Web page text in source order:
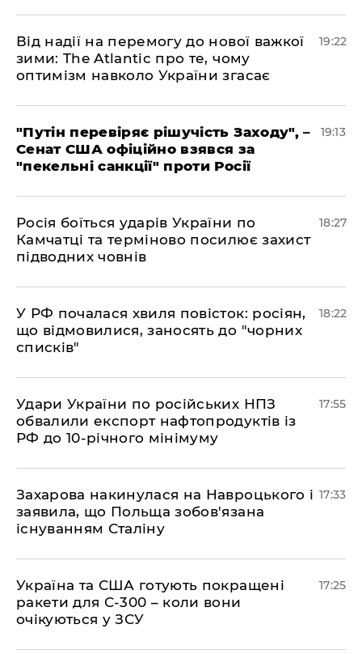
​Від надії на перемогу до нової важкої
зими: The Atlantic про те, чому
оптимізм навколо України згасає
19:22
​"Путін перевіряє рішучість Заходу", –
Сенат США офіційно взявся за
"пекельні санкції" проти Росії
19:13
​Росія боїться ударів України по
Камчатці та терміново посилює захист
підводних човнів
18:27
​У РФ почалася хвиля повісток: росіян,
що відмовилися, заносять до "чорних
списків"
18:22
​Удари України по російських НПЗ
обвалили експорт нафтопродуктів із
РФ до 10-річного мінімуму
17:55
​Захарова накинулася на Навроцького і
заявила, що Польща зобов'язана
існуванням Сталіну
17:33
​Україна та США готують покращені
ракети для С-300 – коли вони
очікуються у ЗСУ
17:25